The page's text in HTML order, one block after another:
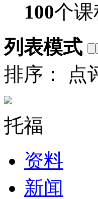
100个课
列表模式
排序：
点
托福
资料
新闻